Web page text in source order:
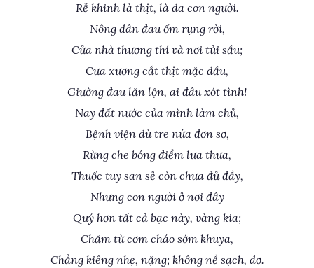
Rễ khinh là thịt, là da con người.
Nông dân đau ốm rụng rời,
Cửa nhà thương thí và nơi tủi sầu;
Cưa xương cắt thịt mặc dầu,
Giường đau lăn lộn, ai đâu xót tình!
Nay đất nước của mình làm chủ,
Bệnh viện dù tre nứa đơn sơ,
Rừng che bóng điểm lưa thưa,
Thuốc tuy san sẻ còn chưa đủ đầy,
Nhưng con người ở nơi đây
Quý hơn tất cả bạc này, vàng kia;
Chăm từ cơm cháo sớm khuya,
Chẳng kiêng nhẹ, nặng; không nề sạch, dơ.